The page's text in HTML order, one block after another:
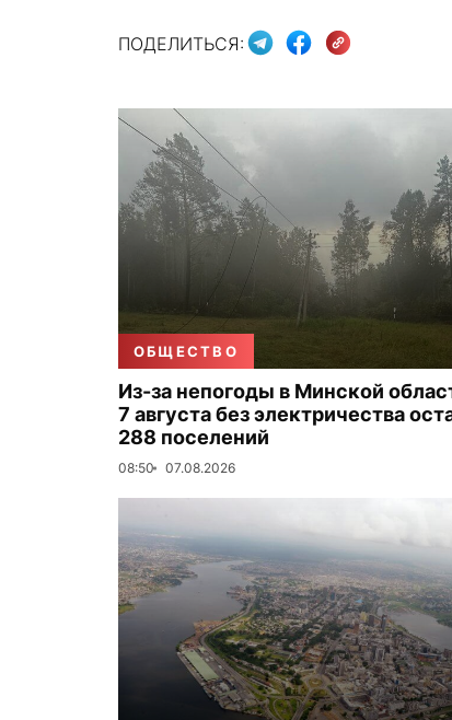
ПОДЕЛИТЬСЯ:
ОБЩЕСТВО
Из-за непогоды в Минской
7 августа без электричества
288 поселений
08:50 07.08.2026